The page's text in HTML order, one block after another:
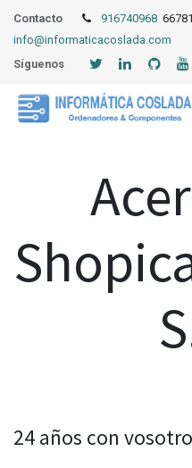
Contacto 916740968
info@informaticacoslada.com
Síguenos
24 años con